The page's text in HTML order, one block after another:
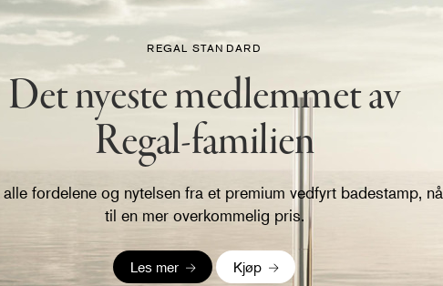
REGAL STANDARD
Det nyeste medlemmet av
Regal-familien
fordelene og nytelsen fra et premium vedfyrt badestamp, nå
til en mer overkommelig pris.
Les mer Kjøp